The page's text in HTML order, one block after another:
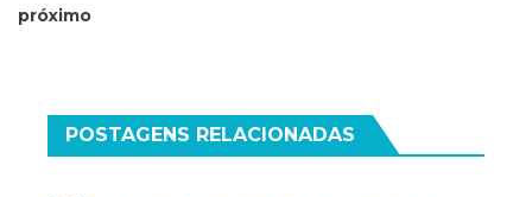
próximo
POSTAGENS RELACIONADAS